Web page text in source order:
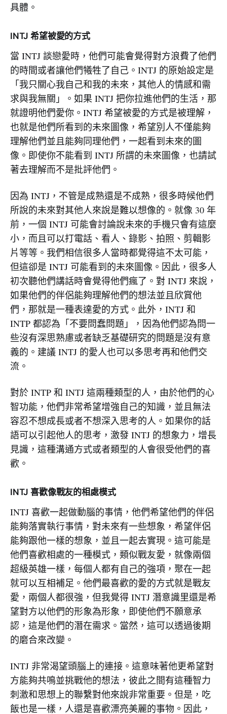
具體。
INTJ 希望被愛的方式
當 INTJ 談戀愛時，他們可能會覺得對方浪費了他們
的時間或者讓他們犧牲了自己。INTJ 的原始設定是
「我只關心我自己和我的未來，其他人的情感和需
求與我無關」。如果 INTJ 把你拉進他們的生活，那
就證明他們愛你。INTJ 希望被愛的方式是被理解，
也就是他們所看到的未來圖像，希望別人不僅能夠
理解他們並且能夠同理他們，一起看到未來的圖
像。即使你不能看到 INTJ 所謂的未來圖像，也請試
著去理解而不是批評他們。
因為 INTJ，不管是成熟還是不成熟，很多時候他們
所說的未來對其他人來說是難以想像的。就像 30 年
前，一個 INTJ 可能會討論說未來的手機只會有這麼
小，而且可以打電話、看人、錄影、拍照、剪輯影
片等等。我們相信很多人當時都覺得這不太可能，
但這卻是 INTJ 可能看到的未來圖像。因此，很多人
初次聽他們講話時會覺得他們瘋了。對 INTJ 來說，
如果他們的伴侶能夠理解他們的想法並且欣賞他
們，那就是一種表達愛的方式。此外，INTJ 和
INTP 都認為「不要問蠢問題」，因為他們認為問一
些沒有深思熟慮或者缺乏基礎研究的問題是沒有意
義的。建議 INTJ 的愛人也可以多思考再和他們交
流。
對於 INTP 和 INTJ 這兩種類型的人，由於他們的心
智功能，他們非常希望增強自己的知識，並且無法
容忍不想成長或者不想深入思考的人。如果你的話
語可以引起他人的思考，激發 INTJ 的想象力，增長
見識，這種溝通方式或者類型的人會很受他們的喜
歡。
INTJ 喜歡像戰友的相處模式
INTJ 喜歡一起做動腦的事情，他們希望他們的伴侶
能夠落實執行事情，對未來有一些想象，希望伴侶
能夠跟他一樣的想象，並且一起去實現。這可能是
他們喜歡相處的一種模式，類似戰友愛，就像兩個
超級英雄一樣，每個人都有自己的強項，聚在一起
就可以互相補足。他們最喜歡的愛的方式就是戰友
愛，兩個人都很強，但我覺得 INTJ 潛意識里還是希
望對方以他們的形象為形象，即使他們不願意承
認，這是他們的潛在需求。當然，這可以透過後期
的磨合來改變。
INTJ 非常渴望頭腦上的連接。這意味著他更希望對
方能夠共鳴並挑戰他的想法，彼此之間有這種智力
刺激和思想上的聯繫對他來說非常重要。但是，吃
飯也是一樣，人還是喜歡漂亮美麗的事物。因此，